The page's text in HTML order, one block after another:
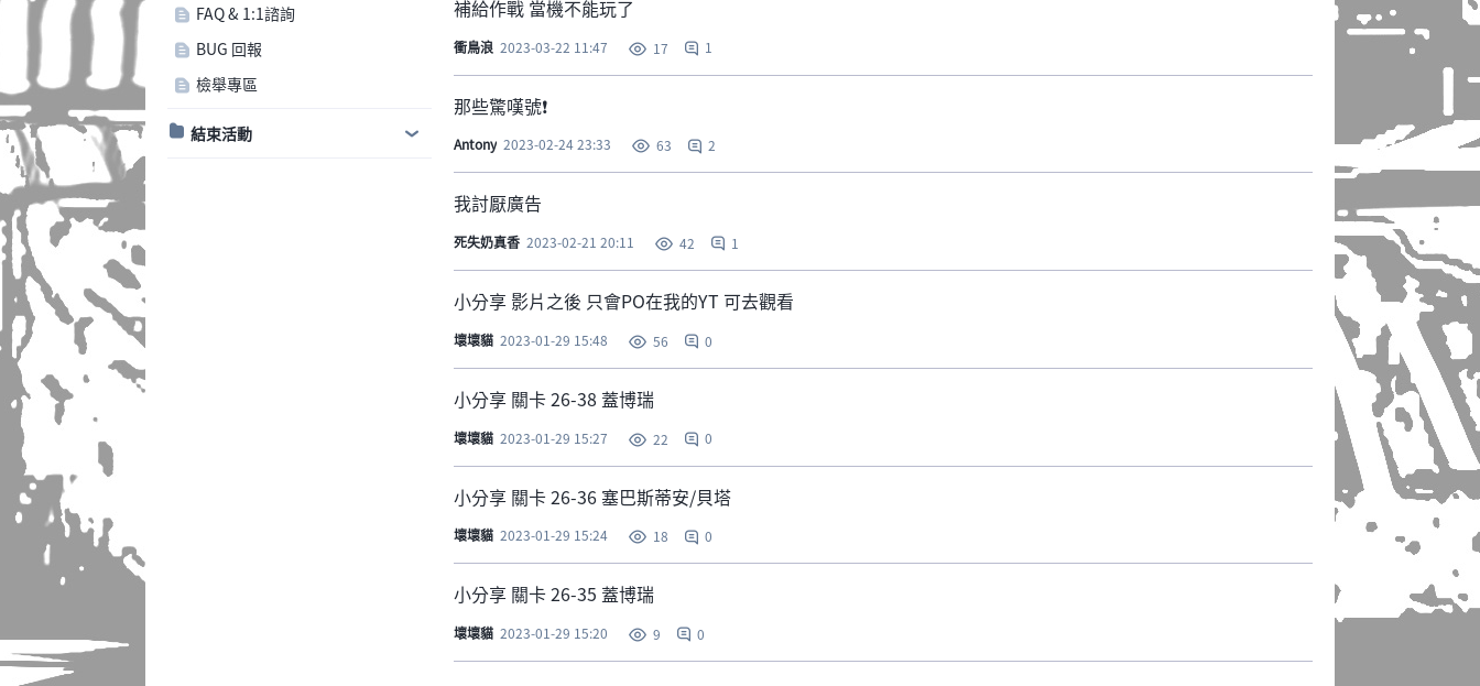
FAQ & 1:1諮詢
BUG 回報
檢舉專區
結束活動
補給作戰 當機不能玩了
衝鳥浪 2023-03-22 11:47 17 1
那些驚嘆號❗️
Antony 2023-02-24 23:33 63 2
我討厭廣告
死失奶真香 2023-02-21 20:11 42 1
小分享 影片之後 只會PO在我的YT 可去觀看
壞壞貓 2023-01-29 15:48 56 0
小分享 關卡 26-38 蓋博瑞
壞壞貓 2023-01-29 15:27 22 0
小分享 關卡 26-36 塞巴斯蒂安/貝塔
壞壞貓 2023-01-29 15:24 18 0
小分享 關卡 26-35 蓋博瑞
壞壞貓 2023-01-29 15:20 9 0